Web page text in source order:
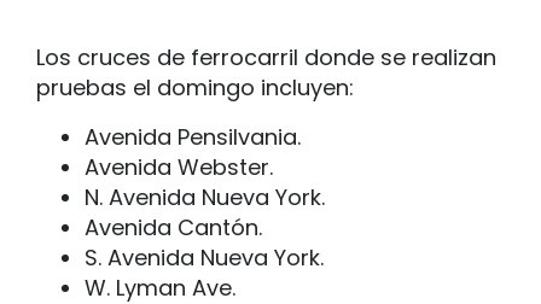
Los cruces de ferrocarril donde se realizan
pruebas el domingo incluyen:
Avenida Pensilvania.
Avenida Webster.
N. Avenida Nueva York.
Avenida Cantón.
S. Avenida Nueva York.
W. Lyman Ave.